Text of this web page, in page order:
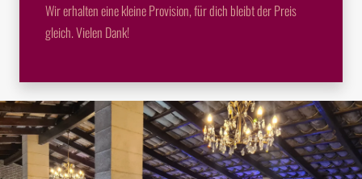
Wir erhalten eine kleine Provision, für dich bleibt der Preis
gleich. Vielen Dank!